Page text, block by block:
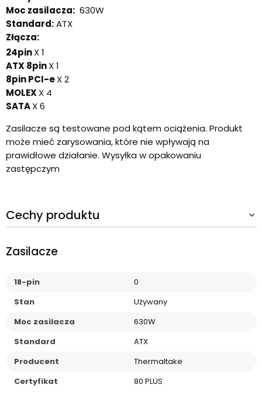
Moc zasilacza: 630W
Standard:ATX
Złącza:
24pinX 1
ATX 8pinX 1
8pin PCI-eX 2
MOLEXX 4
SATAX 6
Zasilacze są testowane pod kątem ociążenia. Produkt
może mieć zarysowania, które nie wpływają na
prawidłowe działanie. Wysyłka w opakowaniu
zastępczym
Cechy produktu
Zasilacze
18-pin
0
Stan
Używany
Moc zasilacza
630W
Standard
ATX
Producent
Thermaltake
Certyfikat
80 PLUS